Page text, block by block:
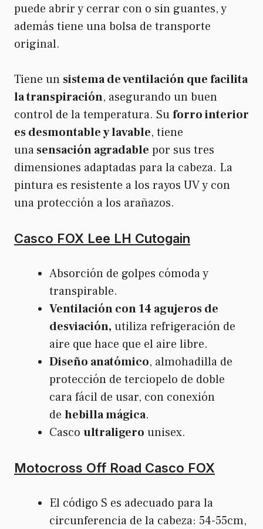
puede abrir y cerrar con o sin guantes, y
además tiene una bolsa de transporte
original.
Tiene un sistema de ventilación que facilita
la transpiración, asegurando un buen
control de la temperatura. Suforro interior
es desmontable y lavable, tiene
unasensación agradable por sus tres
dimensiones adaptadas para la cabeza. La
pintura es resistente a los rayos UV y con
una protección a los arañazos.
Casco FOX Lee LH Cutogain
Absorción de golpes cómoda y
transpirable.
Ventilación con 14 agujeros de
desviación, utiliza refrigeración de
aire que hace que el aire libre.
Diseño anatómico, almohadilla de
protección de terciopelo de doble
cara fácil de usar, con conexión
de hebilla mágica.
Casco ultraligero unisex.
Motocross Off Road Casco FOX
El código S es adecuado para la
circunferencia de la cabeza: 54-55cm,